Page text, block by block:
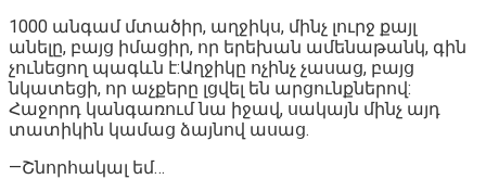
1000 անգամ մտածիր, աղջիկս, մինչ լուրջ քայլ
անելը, բայց իմացիր, որ երեխան ամենաթանկ, գին
չունեցող պագևն է:Աղջիկը ոչինչ չասաց, բայց
նկատեցի, որ աչքերը լցվել են արցունքներով:
Հաջորդ կանգառում նա իջավ, սակայն մինչ այդ
տատիկին կամաց ձայնով ասաց.
—Շնորհակալ եմ…